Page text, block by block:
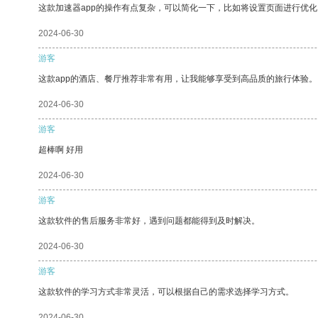
这款加速器app的操作有点复杂，可以简化一下，比如将设置页面进行优
2024-06-30
游客
这款app的酒店、餐厅推荐非常有用，让我能够享受到高品质的旅行体验。
2024-06-30
游客
超棒啊 好用
2024-06-30
游客
这款软件的售后服务非常好，遇到问题都能得到及时解决。
2024-06-30
游客
这款软件的学习方式非常灵活，可以根据自己的需求选择学习方式。